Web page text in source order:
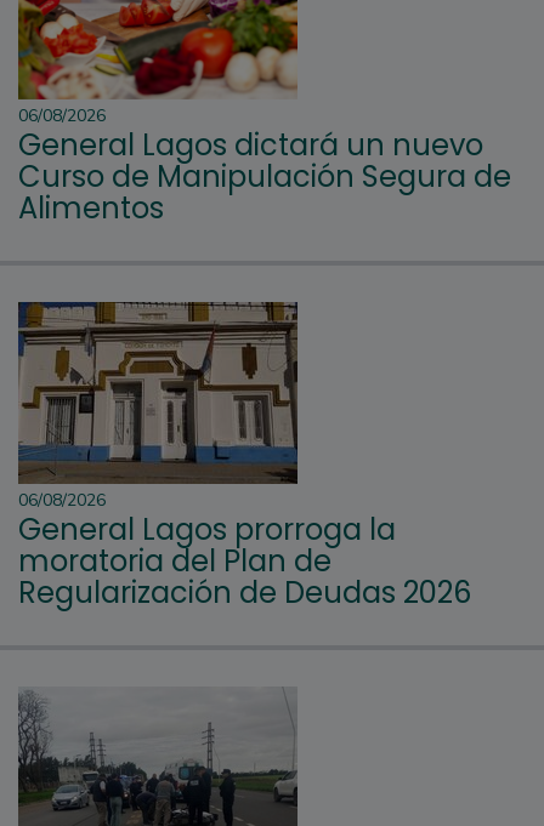
06/08/2026
General Lagos dictará un nuevo
Curso de Manipulación Segura de
Alimentos
06/08/2026
General Lagos prorroga la
moratoria del Plan de
Regularización de Deudas 2026